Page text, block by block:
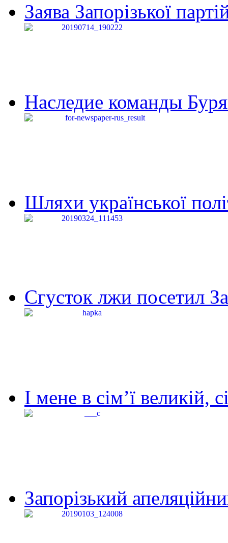
Заява Запорізької
Наследие команды
Шляхи української
Сгусток лжи посетил
І мене в сім’ї великій,
Запорізький